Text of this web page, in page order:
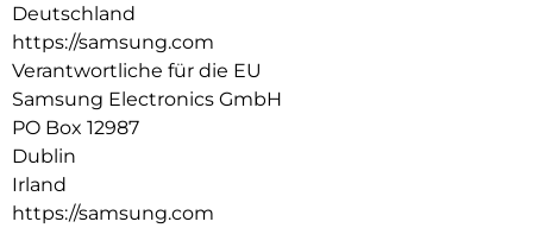
Deutschland
https://samsung.com
Verantwortliche für die EU
Samsung Electronics GmbH
PO Box 12987
Dublin
Irland
https://samsung.com